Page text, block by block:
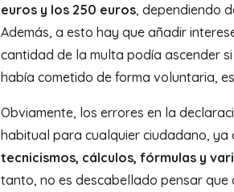
euros y los 250 euros, dependiendo
Además, a esto hay que añadir
cantidad de la multa podía ascender
había cometido de forma voluntaria,
Obviamente, los errores en la
habitual para cualquier ciudadano, ya
tecnicismos, cálculos, fórmulas y
tanto, no es descabellado pensar que